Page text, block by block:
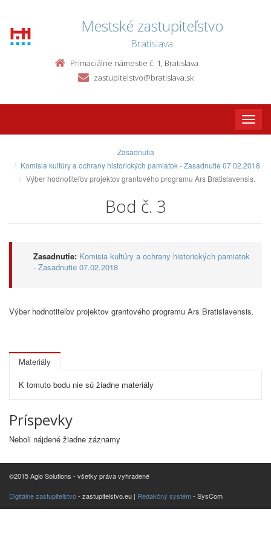
Mestské zastupiteľstvo
Bratislava
Primaciálne námestie č. 1, Bratislava
zastupitelstvo@bratislava.sk
Toggle
Zasadnutia
Komisia kultúry a ochrany historických pamiatok - Zasadnutie 07.02.2018
Výber hodnotiteľov projektov grantového programu Ars Bratislavensis.
Bod č. 3
Zasadnutie: Komisia kultúry a ochrany historických pamiatok
- Zasadnutie 07.02.2018
Výber hodnotiteľov projektov grantového programu Ars Bratislavensis.
Materiály
K tomuto bodu nie sú žiadne materiály
Príspevky
Neboli nájdené žiadne záznamy
©2015 Aglo Solutions - všetky práva vyhradené
Digitálne zastupiteľstvo- zastupitelstvo.eu | Redakčný systém- SysCom